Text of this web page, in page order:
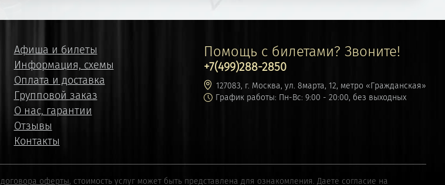
Афиша и билеты
Информация, схемы
Оплата и доставка
Групповой заказ
О нас, гарантии
Отзывы
Контакты
Помощь с билетами? Звоните!
+7(499)288-2850
127083, г. Москва, ул. 8марта, 12, метро «Гражданская»
График работы: Пн-Вс: 9:00 - 20:00, без выходных
договора оферты, стоимость услуг может быть представлена для ознакомления. Даете согласие на